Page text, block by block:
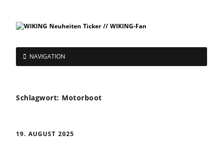
NAVIGATION
Schlagwort: Motorboot
19. AUGUST 2025